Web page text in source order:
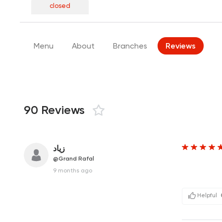
closed
Menu About Branches Reviews
90 Reviews
زياد
@Grand Rafal
9 months ago
Helpful